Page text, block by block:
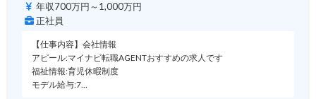
年収700万円～1,000万円
正社員
【仕事内容】会社情報
アピール:マイナビ転職AGENTおすすめの求人です
福祉情報:育児休暇制度
モデル給与:7…